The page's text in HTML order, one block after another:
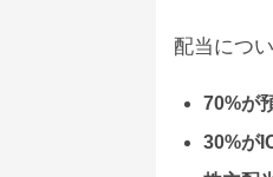
配当につ
70%が
30%が